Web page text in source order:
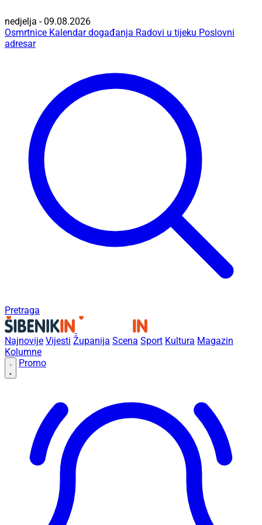
nedjelja - 09.08.2026
Osmrtnice Kalendar događanja Radovi u tijeku Poslovni
adresar
Pretraga
Najnovije Vijesti Županija Scena Sport Kultura Magazin
Kolumne
Promo